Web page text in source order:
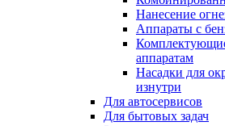
Нанесение
Аппараты с
аппаратам
Насадки для
изнутри
Для автосервисов
Для бытовых задач